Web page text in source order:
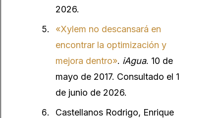
2026.
«Xylem no descansará en
encontrar la optimización y
mejora dentro». iAgua. 10 de
mayo de 2017. Consultado el 1
de junio de 2026.
Castellanos Rodrigo, Enrique